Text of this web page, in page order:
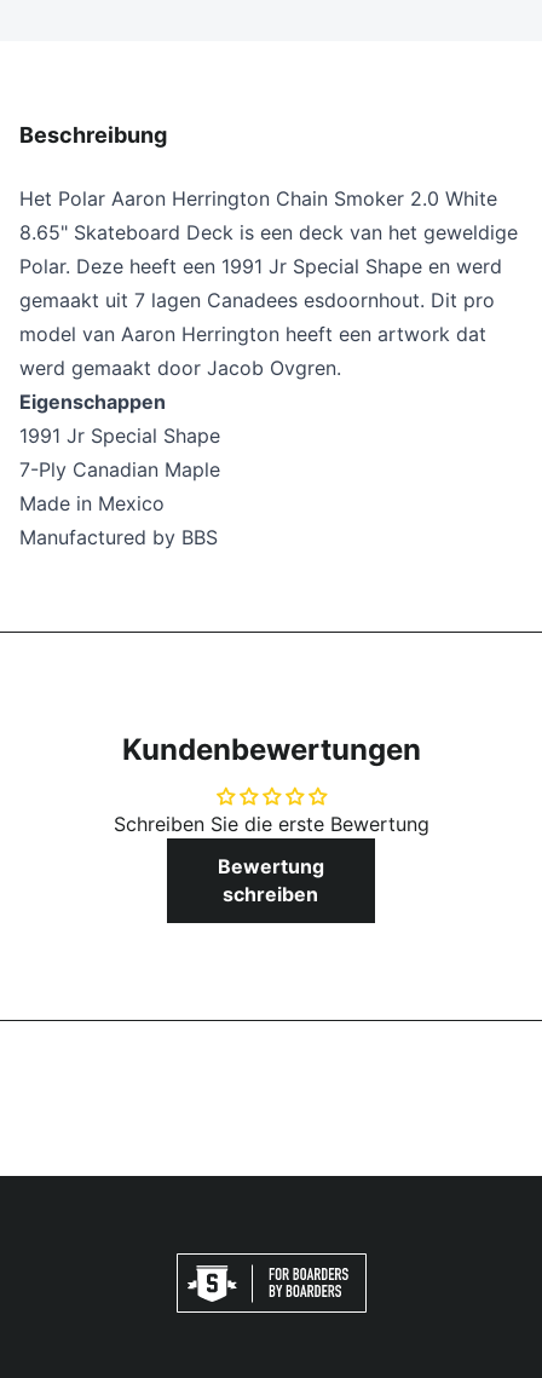
Beschreibung
Het Polar Aaron Herrington Chain Smoker 2.0 White
8.65" Skateboard Deck is een deck van het geweldige
Polar. Deze heeft een 1991 Jr Special Shape en werd
gemaakt uit 7 lagen Canadees esdoornhout. Dit pro
model van Aaron Herrington heeft een artwork dat
werd gemaakt door Jacob Ovgren.
Eigenschappen
1991 Jr Special Shape
7-Ply Canadian Maple
Made in Mexico
Manufactured by BBS
Kundenbewertungen
Schreiben Sie die erste Bewertung
Bewertung
schreiben